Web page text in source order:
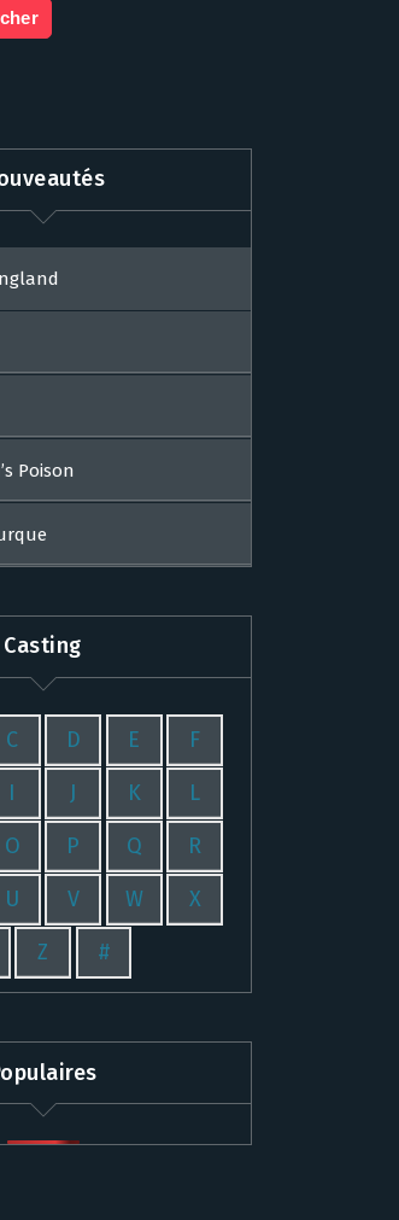
Poison
Casting
C D E F
I J K L
O P Q R
U V W X
Z #